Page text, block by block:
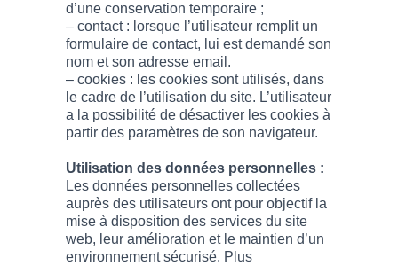
d’une conservation temporaire ;
– contact : lorsque l’utilisateur remplit un
formulaire de contact, lui est demandé son
nom et son adresse email.
– cookies : les cookies sont utilisés, dans
le cadre de l’utilisation du site. L’utilisateur
a la possibilité de désactiver les cookies à
partir des paramètres de son navigateur.
Utilisation des données personnelles :
Les données personnelles collectées
auprès des utilisateurs ont pour objectif la
mise à disposition des services du site
web, leur amélioration et le maintien d’un
environnement sécurisé. Plus